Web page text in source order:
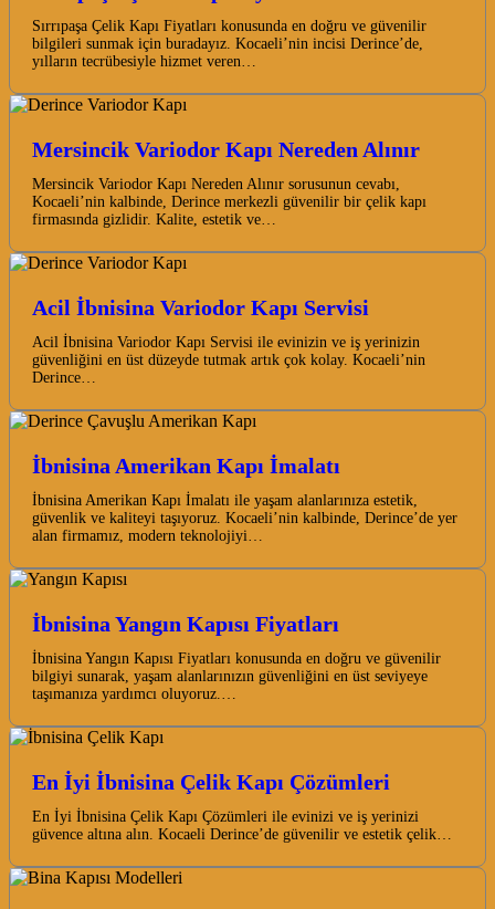
Sırrıpaşa Çelik Kapı Fiyatları konusunda en doğru ve güvenilir
bilgileri sunmak için buradayız. Kocaeli’nin incisi Derince’de,
yılların tecrübesiyle hizmet veren…
Mersincik Variodor Kapı Nereden Alınır
Mersincik Variodor Kapı Nereden Alınır sorusunun cevabı,
Kocaeli’nin kalbinde, Derince merkezli güvenilir bir çelik kapı
firmasında gizlidir. Kalite, estetik ve…
Acil İbnisina Variodor Kapı Servisi
Acil İbnisina Variodor Kapı Servisi ile evinizin ve iş yerinizin
güvenliğini en üst düzeyde tutmak artık çok kolay. Kocaeli’nin
Derince…
İbnisina Amerikan Kapı İmalatı
İbnisina Amerikan Kapı İmalatı ile yaşam alanlarınıza estetik,
güvenlik ve kaliteyi taşıyoruz. Kocaeli’nin kalbinde, Derince’de yer
alan firmamız, modern teknolojiyi…
İbnisina Yangın Kapısı Fiyatları
İbnisina Yangın Kapısı Fiyatları konusunda en doğru ve güvenilir
bilgiyi sunarak, yaşam alanlarınızın güvenliğini en üst seviyeye
taşımanıza yardımcı oluyoruz.…
En İyi İbnisina Çelik Kapı Çözümleri
En İyi İbnisina Çelik Kapı Çözümleri ile evinizi ve iş yerinizi
güvence altına alın. Kocaeli Derince’de güvenilir ve estetik çelik…